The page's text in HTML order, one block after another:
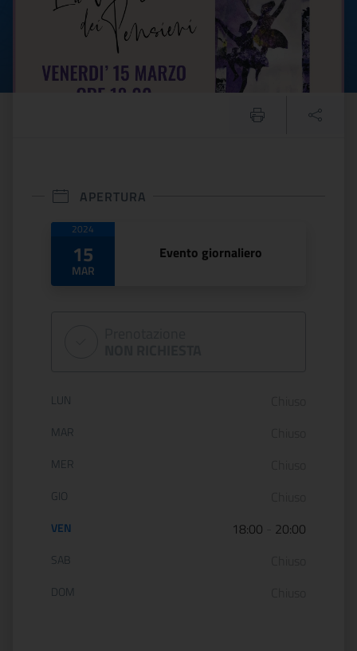
APERTURA
Date di apertura
2024
15
MAR
Evento giornaliero
Orario di apertura:
LUN
MAR
MER
GIO
VEN 18:00 20:00
SAB
DOM